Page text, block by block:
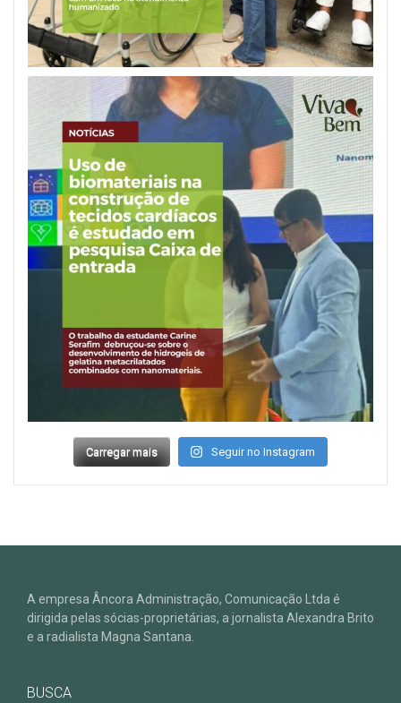
Carregar mais Seguir no Instagram
A empresa Âncora Administração, Comunicação Ltda é
dirigida pelas sócias-proprietárias, a jornalista Alexandra Brito
e a radialista Magna Santana.
BUSCA